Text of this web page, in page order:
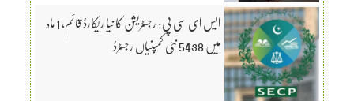
ایس ای سی پی: رجسٹریشن کا نیا ریکارڈ قائم، 1 ماہ
میں 5438 نئی کمپنیاں رجسٹرڈ